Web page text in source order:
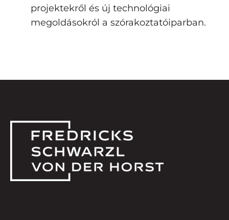
projektekről és új technológiai
megoldásokról a szórakoztatóiparban.